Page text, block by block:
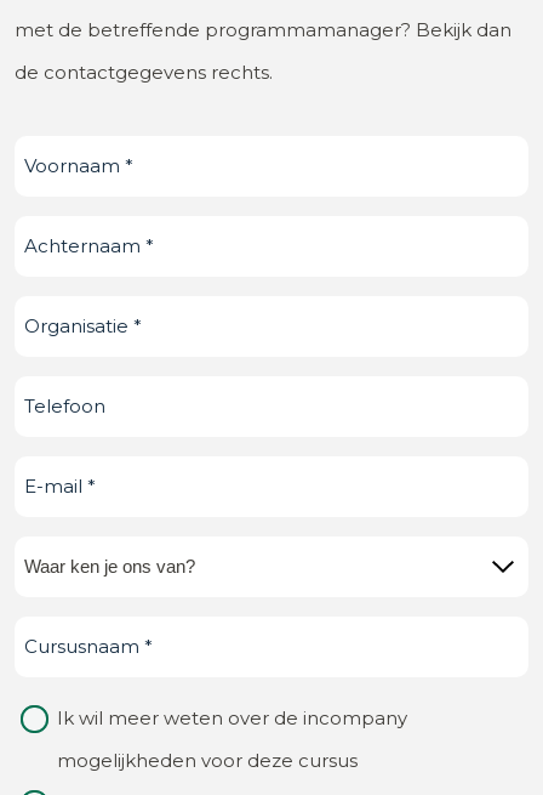
met de betreffende programmamanager? Bekijk dan
de contactgegevens rechts.
Voornaam (Vereist)
Achternaam (Vereist)
Organisatie(Vereist)
Telefoonnummer
E-
Waar
je
van?
(Vereist)
Cursusnaam (Vereist)
Waarom
contact
Ik wil meer weten over de incompany
mogelijkheden voor deze cursus